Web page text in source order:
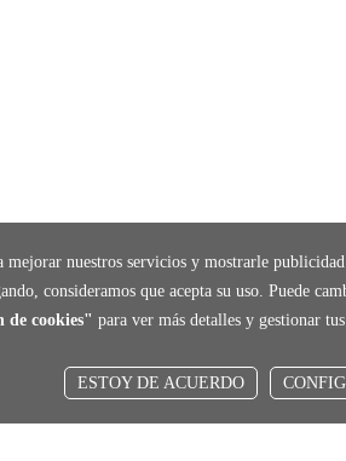
nuestros servicios y mostrarle
consideramos que acepta su uso. Puede
de cookies" para ver más detalles y gestionar
ESTOY DE ACUERDO